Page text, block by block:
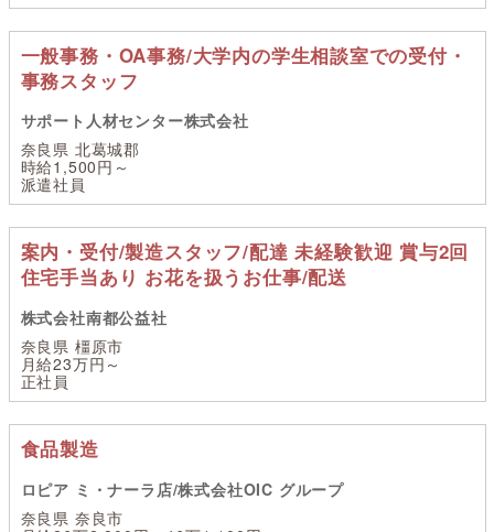
一般事務・OA事務/大学内の学生相談室での受付・
事務スタッフ
サポート人材センター株式会社
奈良県 北葛城郡
時給1,500円～
派遣社員
案内・受付/製造スタッフ/配達 未経験歓迎 賞与2回
住宅手当あり お花を扱うお仕事/配送
株式会社南都公益社
奈良県 橿原市
月給23万円～
正社員
食品製造
ロピア ミ・ナーラ店/株式会社OIC グループ
奈良県 奈良市